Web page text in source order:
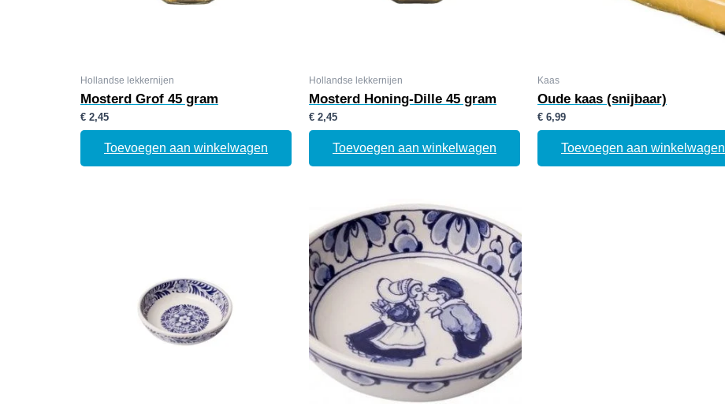
Hollandse lekkernijen
Mosterd Grof 45 gram
€ 2,45
Toevoegen aan winkelwagen
Hollandse lekkernijen
Mosterd Honing-Dille 45 gram
€ 2,45
Toevoegen aan winkelwagen
Kaas
Oude kaas (snijbaar)
€ 6,99
Toevoegen aan winkelwagen